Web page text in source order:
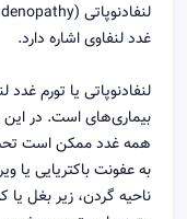
غدد لنفاوی اشاره دارد.
لنفادنوپاتی یا تورم
بیماری‌های است. در این
همه غدد ممکن است تحت
به عفونت باکتریایی
ناحیه گردن، زیر بغل یا